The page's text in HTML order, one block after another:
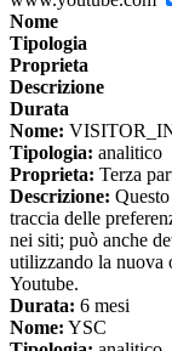
Nome
Tipologia
Proprieta
Descrizione
Durata
Nome:
Tipologia: analitico
Proprieta: Terza
Descrizione:
traccia delle
nei siti; può anche
utilizzando la nuova
Youtube.
Durata: 6 mesi
Nome: YSC